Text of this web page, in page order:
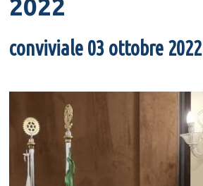
2022
conviviale 03 ottobre 2022